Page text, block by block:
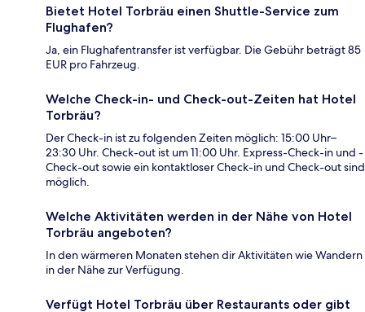
Bietet Hotel Torbräu einen Shuttle-Service zum
Flughafen?
Ja, ein Flughafentransfer ist verfügbar. Die Gebühr beträgt 85
EUR pro Fahrzeug.
Welche Check-in- und Check-out-Zeiten hat Hotel
Torbräu?
Der Check-in ist zu folgenden Zeiten möglich: 15:00 Uhr–
23:30 Uhr. Check-out ist um 11:00 Uhr. Express-Check-in und -
Check-out sowie ein kontaktloser Check-in und Check-out sind
möglich.
Welche Aktivitäten werden in der Nähe von Hotel
Torbräu angeboten?
In den wärmeren Monaten stehen dir Aktivitäten wie Wandern
in der Nähe zur Verfügung.
Verfügt Hotel Torbräu über Restaurants oder gibt